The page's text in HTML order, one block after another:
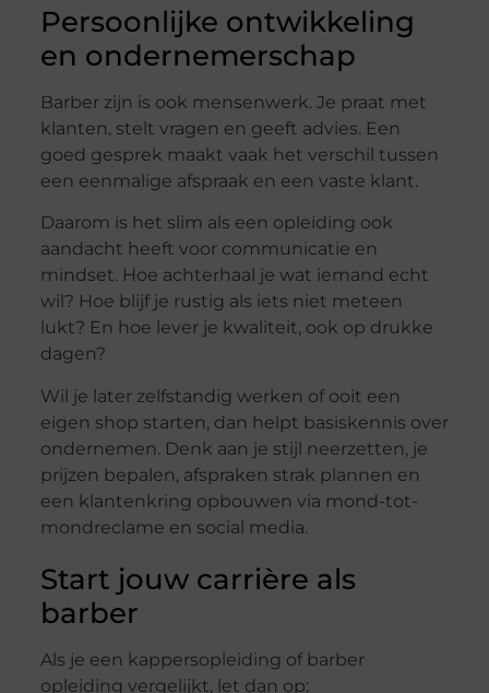
Persoonlijke ontwikkeling
en ondernemerschap
Barber zijn is ook mensenwerk. Je praat met
klanten, stelt vragen en geeft advies. Een
goed gesprek maakt vaak het verschil tussen
een eenmalige afspraak en een vaste klant.
Daarom is het slim als een opleiding ook
aandacht heeft voor communicatie en
mindset. Hoe achterhaal je wat iemand echt
wil? Hoe blijf je rustig als iets niet meteen
lukt? En hoe lever je kwaliteit, ook op drukke
dagen?
Wil je later zelfstandig werken of ooit een
eigen shop starten, dan helpt basiskennis over
ondernemen. Denk aan je stijl neerzetten, je
prijzen bepalen, afspraken strak plannen en
een klantenkring opbouwen via mond-tot-
mondreclame en social media.
Start jouw carrière als
barber
Als je een kappersopleiding of barber
opleiding vergelijkt, let dan op: